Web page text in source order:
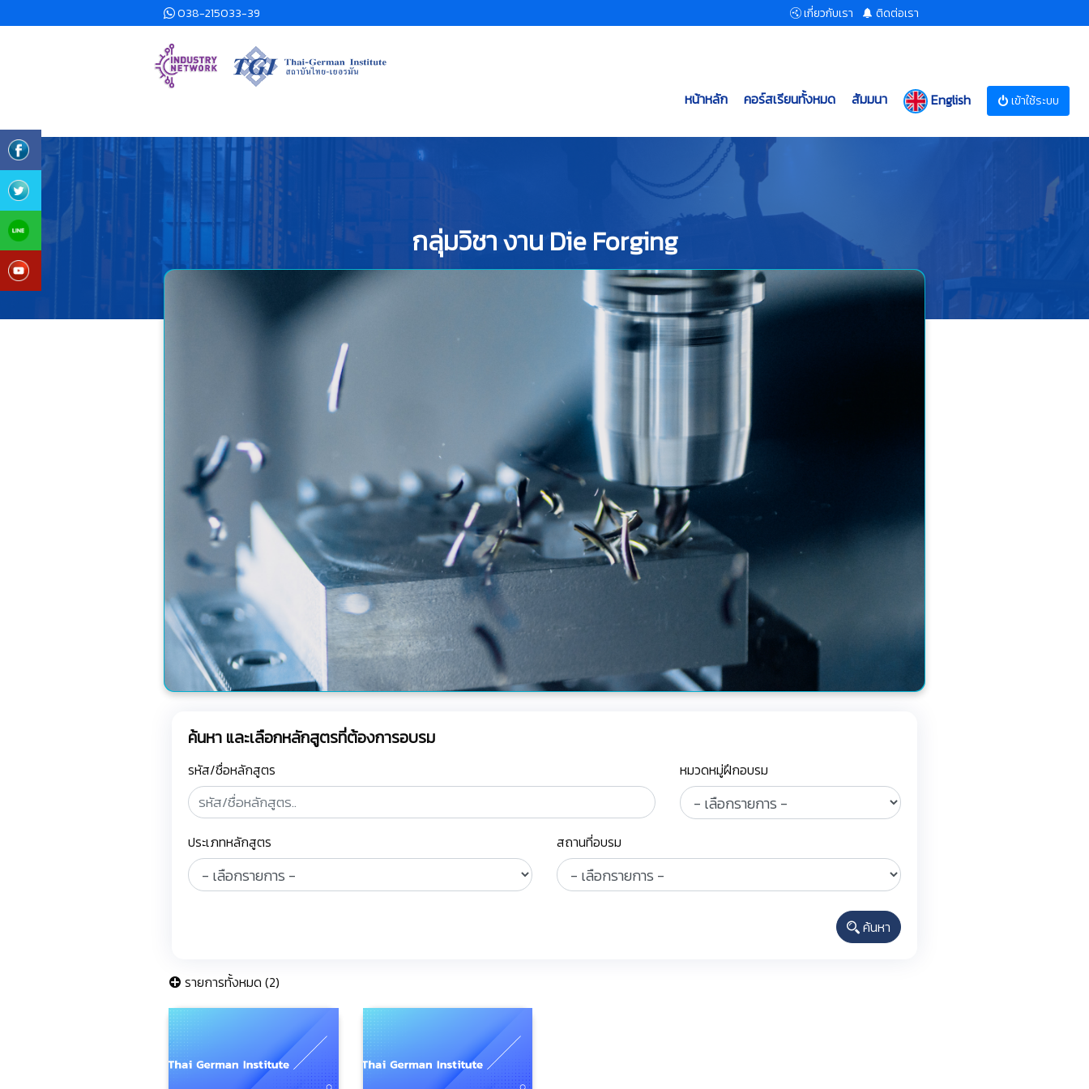
038-215033-39 เกี่ยวกับเรา ติดต่อเรา
หน้าหลัก คอร์สเรียนทั้งหมด สัมมนา English เข้าใช้ระบบ
กลุ่มวิชา งาน Die Forging
ค้นหา และเลือกหลักสูตรที่ต้องการอบรม
รหัส/ชื่อหลักสูตร หมวดหมู่ฝึกอบรม
ประเภทหลักสูตร สถานที่อบรม
ค้นหา
รายการทั้งหมด (2)